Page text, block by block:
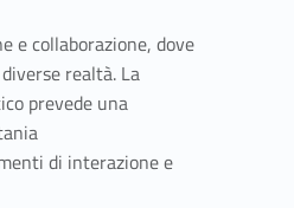
e collaborazione, dove
realtà. La
prevede una
di interazione e